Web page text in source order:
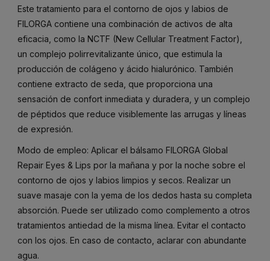
Este tratamiento para el contorno de ojos y labios de
FILORGA contiene una combinación de activos de alta
eficacia, como la NCTF (New Cellular Treatment Factor),
un complejo polirrevitalizante único, que estimula la
producción de colágeno y ácido hialurónico. También
contiene extracto de seda, que proporciona una
sensación de confort inmediata y duradera, y un complejo
de péptidos que reduce visiblemente las arrugas y líneas
de expresión.
Modo de empleo: Aplicar el bálsamo FILORGA Global
Repair Eyes & Lips por la mañana y por la noche sobre el
contorno de ojos y labios limpios y secos. Realizar un
suave masaje con la yema de los dedos hasta su completa
absorción. Puede ser utilizado como complemento a otros
tratamientos antiedad de la misma línea. Evitar el contacto
con los ojos. En caso de contacto, aclarar con abundante
agua.